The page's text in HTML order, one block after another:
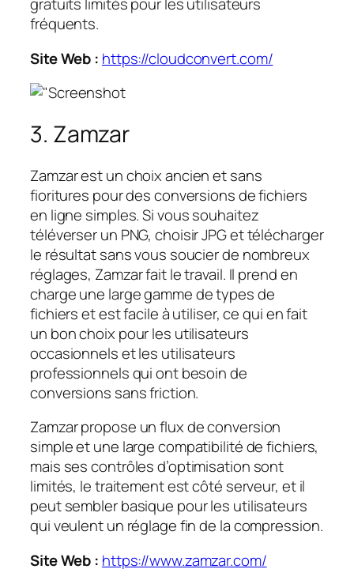
gratuits limités pour les utilisateurs
fréquents.
Site Web : https://cloudconvert.com/
3. Zamzar
Zamzar est un choix ancien et sans
fioritures pour des conversions de fichiers
en ligne simples. Si vous souhaitez
téléverser un PNG, choisir JPG et télécharger
le résultat sans vous soucier de nombreux
réglages, Zamzar fait le travail. Il prend en
charge une large gamme de types de
fichiers et est facile à utiliser, ce qui en fait
un bon choix pour les utilisateurs
occasionnels et les utilisateurs
professionnels qui ont besoin de
conversions sans friction.
Zamzar propose un flux de conversion
simple et une large compatibilité de fichiers,
mais ses contrôles d’optimisation sont
limités, le traitement est côté serveur, et il
peut sembler basique pour les utilisateurs
qui veulent un réglage fin de la compression.
Site Web : https://www.zamzar.com/